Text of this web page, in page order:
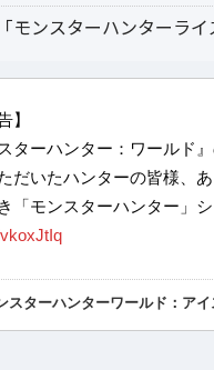
「モンスターハンターラ
】
スターハンター：ワールド
だいたハンターの皆様、あ
「モンスターハンター」
ンスターハンターワールド：ア